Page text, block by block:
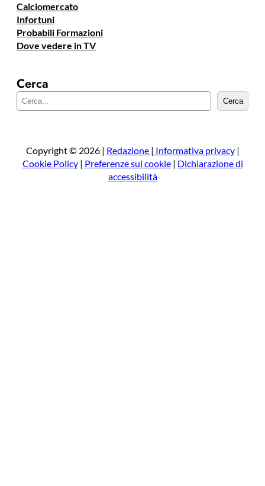
Calciomercato
Infortuni
Probabili Formazioni
Dove vedere in TV
Cerca
e
a
Cerca
Copyright © 2026 | Redazione | Informativa privacy|
Cookie Policy| Preferenze sui cookie| Dichiarazione di
accessibilità